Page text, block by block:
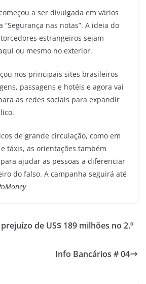
a ser divulgada em vários
“Segurança nas notas”. A ideia do
estrangeiros sejam
ou mesmo no exterior.
nos principais sites brasileiros
passagens e hotéis e agora vai
as redes sociais para expandir
de grande circulação, como em
táxis, as orientações também
ajudar as pessoas a diferenciar
do falso. A campanha seguirá até
de US$ 189 milhões no 2.º
Info Bancários # 04